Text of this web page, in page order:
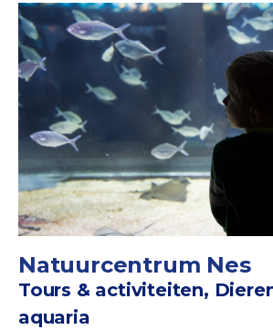
Natuurcentrum Nes
Tours & activiteiten,
aquaria